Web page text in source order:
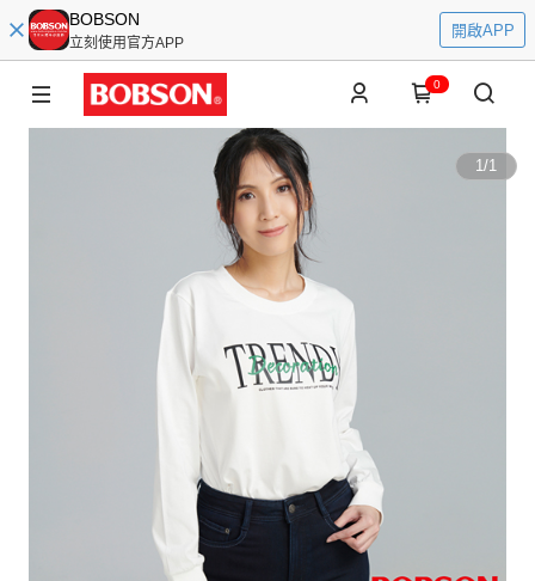
BOBSON
立刻使用官方APP
開啟APP
0
1/1